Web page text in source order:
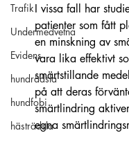
Trafik
Undermedvetna
Evidens
hundrädsla
hundfobi
hästrädsla
I vissa fall har
patienter som fått
en minskning av
vara lika effektivt
smärtstillande
på att deras
smärtlindring
egna